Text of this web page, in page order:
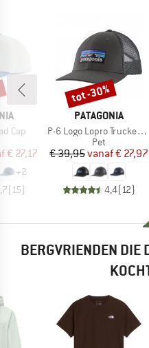
Cap
prijs
€ 27,17
+2
( 15)
MERK
PATAGONIA
Artikel
P-6 Logo Lopro Trucker Hat
Productgroep
Pet
Prijs
€ 39,95 Verlaagde
vanaf€ 27,97
4,4( 12)
Korting
tot -30%
BERGVRIENDEN DIE